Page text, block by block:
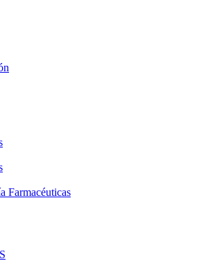
Farmacéuticas